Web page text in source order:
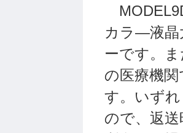
カラ―液晶
ーです。
の医療機
す。いず
ので、返